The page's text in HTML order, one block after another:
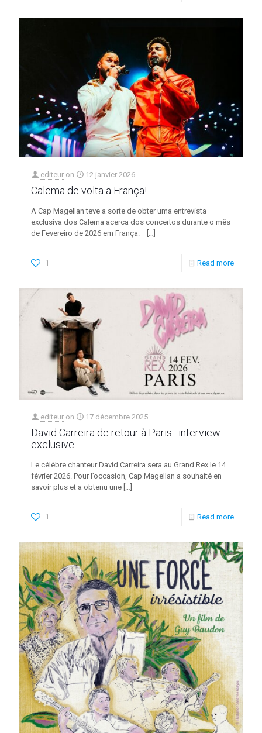
editeur on 12 janvier 2026
Calema de volta a França!
A Cap Magellan teve a sorte de obter uma entrevista
exclusiva dos Calema acerca dos concertos durante o mês
de Fevereiro de 2026 em França.
1 Read more
editeur on 17 décembre 2025
David Carreira de retour à Paris : interview
exclusive
Le célèbre chanteur David Carreira sera au Grand Rex le 14
février 2026. Pour l’occasion, Cap Magellan a souhaité en
savoir plus et a obtenu une
1 Read more